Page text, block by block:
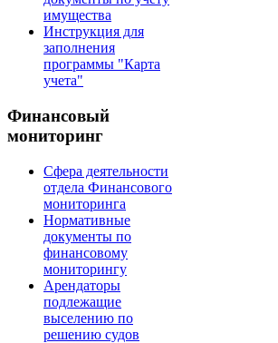
имущества
Инструкция для
заполнения
программы "Карта
учета"
Финансовый
мониторинг
Сфера деятельности
отдела Финансового
мониторинга
Нормативные
документы по
финансовому
мониторингу
Арендаторы
подлежащие
выселению по
решению судов